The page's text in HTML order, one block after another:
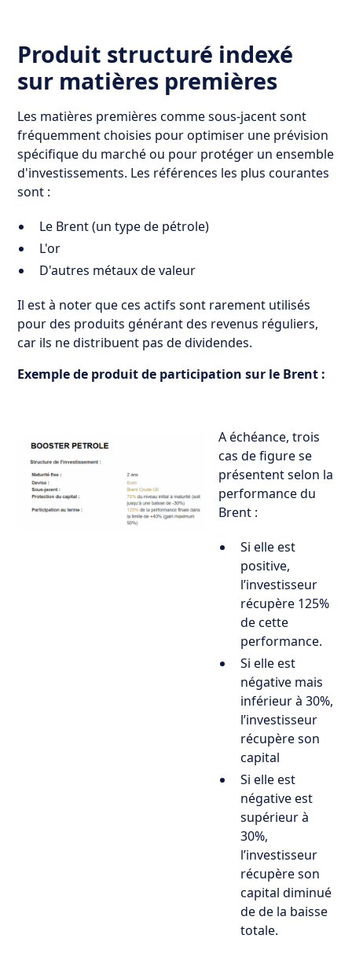
Produit structuré indexé
sur matières premières
Les matières premières comme sous-jacent sont
fréquemment choisies pour optimiser une prévision
spécifique du marché ou pour protéger un ensemble
d'investissements. Les références les plus courantes
sont :
Le Brent (un type de pétrole)
L'or
D'autres métaux de valeur
Il est à noter que ces actifs sont rarement utilisés
pour des produits générant des revenus réguliers,
car ils ne distribuent pas de dividendes.
Exemple de produit de participation sur le Brent :
A échéance, trois
cas de figure se
présentent selon la
performance du
Brent :
Si elle est
positive,
l’investisseur
récupère 125%
de cette
performance.
Si elle est
négative mais
inférieur à 30%,
l’investisseur
récupère son
capital
Si elle est
négative est
supérieur à
30%,
l’investisseur
récupère son
capital diminué
de de la baisse
totale.